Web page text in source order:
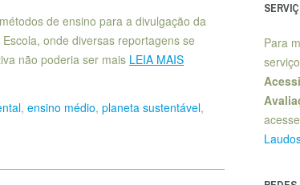
de ensino para a divulgação da
onde diversas reportagens se
não poderia ser mais LEIA MAIS
, ensino médio, planeta sustentável,
Para